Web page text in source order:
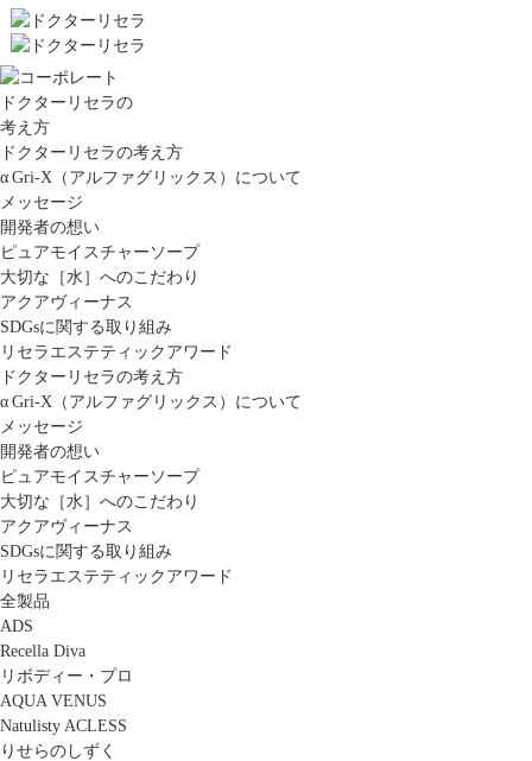
ドクターリセラの
考え方
ドクターリセラの考え方
α Gri-X（アルファグリックス）について
メッセージ
開発者の想い
ピュアモイスチャーソープ
大切な［水］へのこだわり
アクアヴィーナス
SDGsに関する取り組み
リセラエステティックアワード
ドクターリセラの考え方
α Gri-X（アルファグリックス）について
メッセージ
開発者の想い
ピュアモイスチャーソープ
大切な［水］へのこだわり
アクアヴィーナス
SDGsに関する取り組み
リセラエステティックアワード
全製品
ADS
Recella Diva
リボディー・プロ
AQUA VENUS
Natulisty ACLESS
りせらのしずく